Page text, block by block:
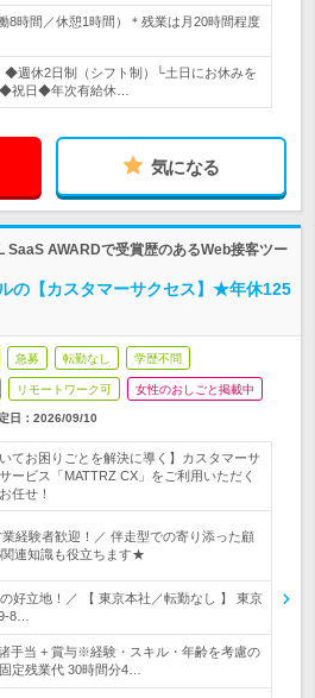
8時間／休憩1時間）＊残業は月20時間程度
◆週休2日制（シフト制）└土日にお休みを
祝日◆年次有給休…
気になる
SaaS AWARDで受賞歴のあるWeb接客ツー
の【カスタマーサクセス】★年休125
急募 転勤なし 学歴不問
リモートワーク可 女性のおしごと掲載中
日： 2026/09/10
てお困りごとを解決に導く】カスタマーサ
ービス「MATTRZ CX」をご利用いただく
任せ！
経験者歓迎！／ 伴走型での寄り添った顧
連知識も役立ちます★
好立地！／ 【 東京本社／転勤なし 】 東京
8…
手当 + 賞与※経験・スキル・年齢を考慮の
定残業代 30時間分4…